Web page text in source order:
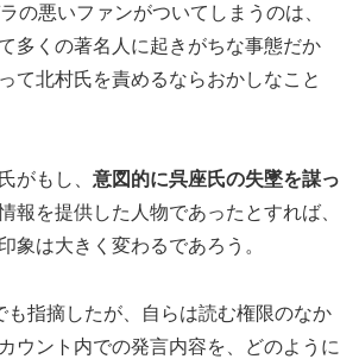
の悪いファンがついてしまうのは、
多くの著名人に起きがちな事態だか
て北村氏を責めるならおかしなこと
がもし、 意図的に呉座氏の失墜を謀っ
報を提供した人物であったとすれば、
象は大きく変わるであろう。
も指摘したが、自らは読む権限のなか
ウント内での発言内容を、どのように